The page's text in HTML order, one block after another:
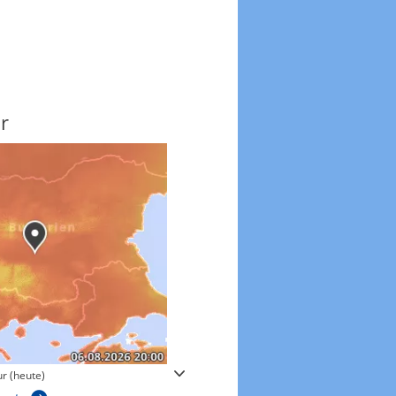
(heute) Windgeschwindigkeiten in 3h